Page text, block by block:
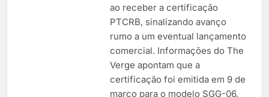
ao receber a certificação
PTCRB, sinalizando avanço
rumo a um eventual lançamento
comercial. Informações do The
Verge apontam que a
certificação foi emitida em 9 de
março para o modelo SGG-06,